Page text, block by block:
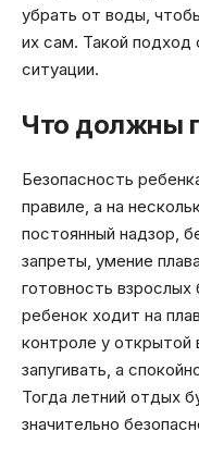
убрать от воды,
их сам. Такой подход
ситуации.
Что должны
Безопасность
правиле, а на
постоянный надзор,
запреты, умение
готовность
ребенок ходит на
контроле у
запугивать, а
Тогда летний отдых
значительно